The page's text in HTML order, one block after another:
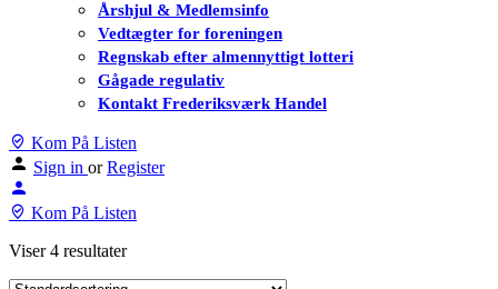
Årshjul & Medlemsinfo
Vedtægter for foreningen
Regnskab efter almennyttigt lotteri
Gågade regulativ
Kontakt Frederiksværk Handel
Kom På Listen
Sign in or Register
Kom På Listen
Viser 4 resultater